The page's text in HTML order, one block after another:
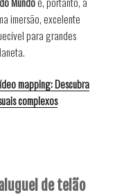
imersão, excelente
para grandes
mapping: Descubra
complexos
de telão